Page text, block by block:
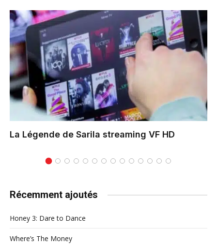
La Légende de Sarila streaming VF HD
Récemment ajoutés
Honey 3: Dare to Dance
Where’s The Money